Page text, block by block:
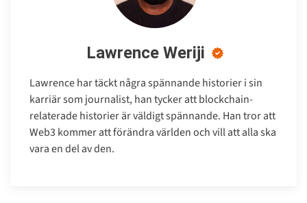
Lawrence Weriji
Lawrence har täckt några spännande historier i sin
karriär som journalist, han tycker att blockchain-
relaterade historier är väldigt spännande. Han tror att
Web3 kommer att förändra världen och vill att alla ska
vara en del av den.